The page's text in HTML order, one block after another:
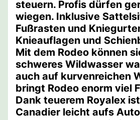
steuern. Profis dürfen
wiegen. Inklusive
Fußrasten und
Knieauflagen und
Mit dem Rodeo können
schweres Wildwasser
auch auf kurvenreichen
bringt Rodeo enorm viel
Dank teuerem Royalex
Canadier leicht aufs